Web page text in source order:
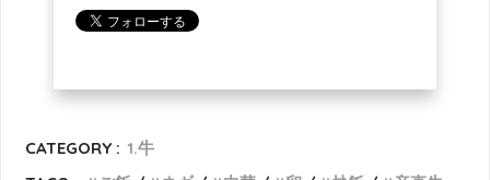
CATEGORY : 1.牛